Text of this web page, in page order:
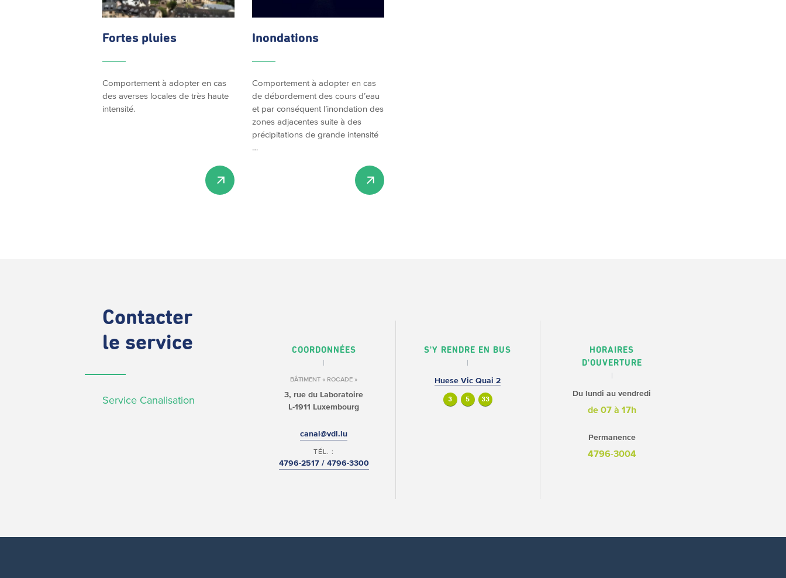
Fortes pluies
Comportement à adopter en cas
des averses locales de très haute
intensité.
Inondations
Comportement à adopter en cas
de débordement des cours d’eau
et par conséquent l’inondation des
zones adjacentes suite à des
précipitations de grande intensité
…
Contacter
le service
Service Canalisation
COORDONNÉES
BÂTIMENT « ROCADE »
3, rue du Laboratoire
L-1911 Luxembourg
canal@vdl.lu
TÉL. :
4796-2517 / 4796-3300
S'Y RENDRE EN BUS
Huese Vic Quai 2
3 5 33
HORAIRES
D'OUVERTURE
Du lundi au vendredi
de 07 à 17h
Permanence
4796-3004